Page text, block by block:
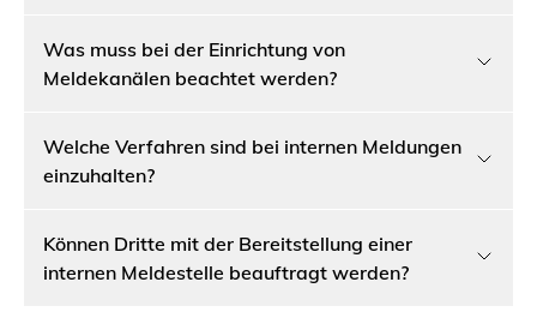
Was muss bei der Einrichtung von
Meldekanälen beachtet werden?
Welche Verfahren sind bei internen Meldungen
einzuhalten?
Können Dritte mit der Bereitstellung einer
internen Meldestelle beauftragt werden?